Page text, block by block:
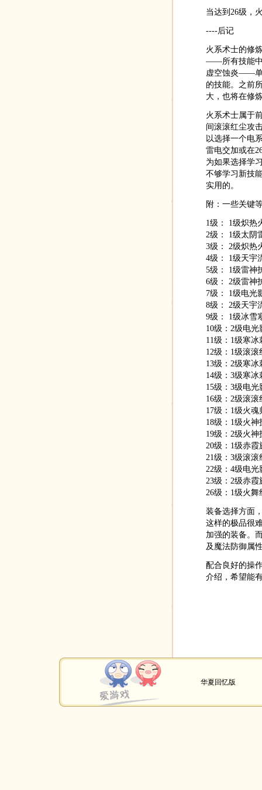
当达到26级，
----后记
火系术士的修
——所有技能中
虚空蚀炎——
的技能。之前
大，也将在修
火系术士属于
间滚滚红尘攻
以选择一个电
雷电交加或在
为如果选择学
不够学习新技
实用的。
附：一些关键
1级： 1级炽热
2级： 1级太阴
3级： 2级炽热
4级： 1级天宇
5级： 1级雷神
6级： 2级雷神
7级： 1级电光
8级： 2级天宇
9级： 1级冰雪
10级：2级电光
11级：1级寒冰
12级：1级滚滚
13级：2级寒冰
14级：3级寒冰
15级：3级电光
16级：2级滚滚
17级：1级火魂
18级：1级火神
19级：2级火神
20级：1级赤霞
21级：3级滚滚
22级：4级电光
23级：2级赤霞
26级：1级火
装备选择方面
这样的极品很
加强的装备。
及魔法防御属
配合良好的操
介绍，希望能
华夏回忆版